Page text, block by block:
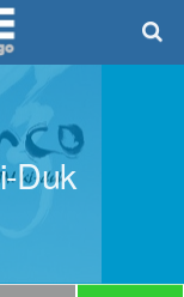
Duk